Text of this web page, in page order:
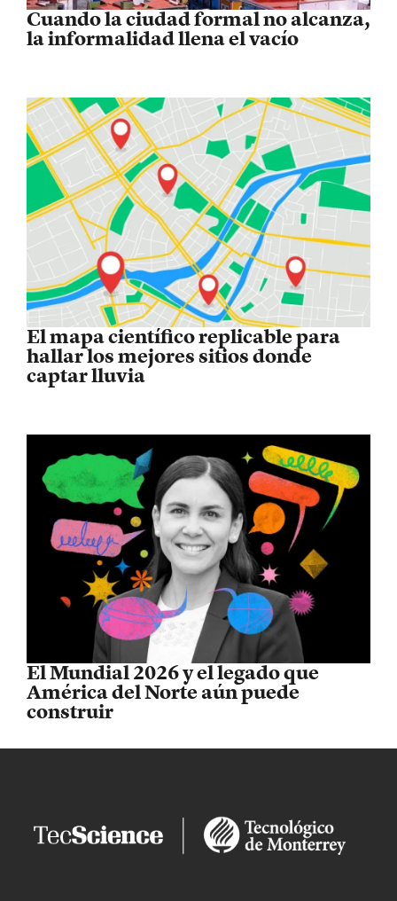
Cuando la ciudad formal no alcanza,
la informalidad llena el vacío
El mapa científico replicable para
hallar los mejores sitios donde
captar lluvia
El Mundial 2026 y el legado que
América del Norte aún puede
construir